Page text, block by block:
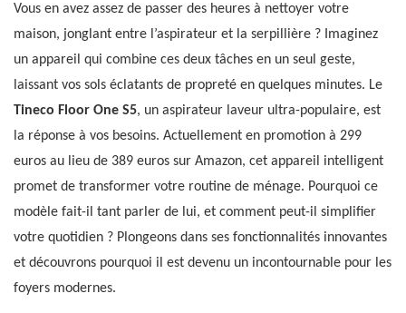
Vous en avez assez de passer des heures à nettoyer votre
maison, jonglant entre l’aspirateur et la serpillière ? Imaginez
un appareil qui combine ces deux tâches en un seul geste,
laissant vos sols éclatants de propreté en quelques minutes. Le
Tineco Floor One S5, un aspirateur laveur ultra-populaire, est
la réponse à vos besoins. Actuellement en promotion à 299
euros au lieu de 389 euros sur Amazon, cet appareil intelligent
promet de transformer votre routine de ménage. Pourquoi ce
modèle fait-il tant parler de lui, et comment peut-il simplifier
votre quotidien ? Plongeons dans ses fonctionnalités innovantes
et découvrons pourquoi il est devenu un incontournable pour les
foyers modernes.